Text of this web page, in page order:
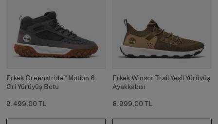
Erkek Greenstride™ Motion 6
Gri Yürüyüş Botu
9.499,00 TL
Erkek Winsor Trail Yeşil Yürüyüş
Ayakkabısı
6.999,00 TL